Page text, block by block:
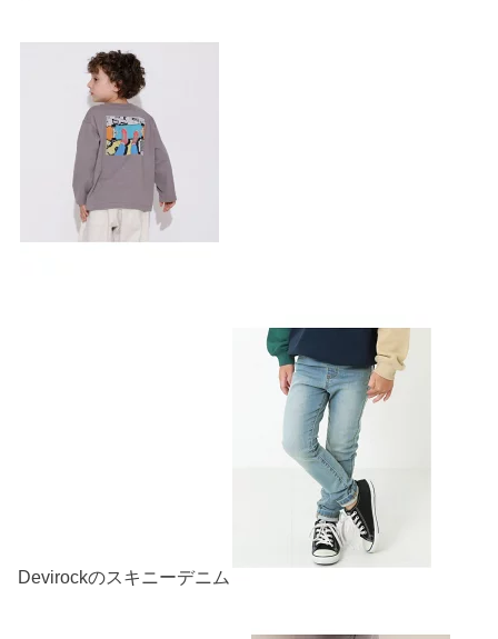
Devirockのスキニーデニム